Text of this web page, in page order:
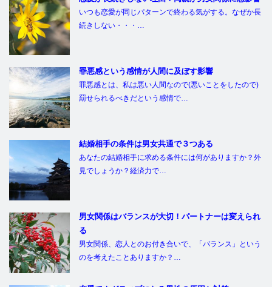
いつも恋愛が同じパターンで終わる気がする。なぜか長
続きしない・・・…
罪悪感という感情が人間に及ぼす影響
罪悪感とは、私は悪い人間なので(悪いことをしたので)
罰せられるべきだという感情で…
結婚相手の条件は男女共通で３つある
あなたの結婚相手に求める条件には何がありますか？外
見でしょうか？経済力で…
男女関係はバランスが大切！パートナーは変えられ
る
男女関係、恋人とのお付き合いで、「バランス」という
のを考えたことありますか？…